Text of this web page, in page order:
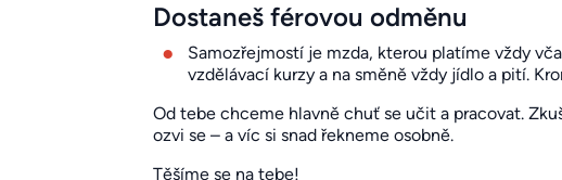
Dostaneš férovou odměnu
Samozřejmostí je mzda, kterou platíme vždy
vzdělávací kurzy a na směně vždy jídlo a pití.
Od tebe chceme hlavně chuť se učit a pracovat.
ozvi se – a víc si snad řekneme osobně.
Těšíme se na tebe!